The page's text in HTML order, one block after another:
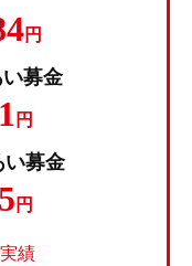
円
募金
円
募金
円
績